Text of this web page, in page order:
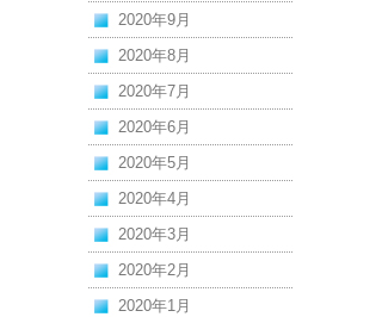
2020年9月
2020年8月
2020年7月
2020年6月
2020年5月
2020年4月
2020年3月
2020年2月
2020年1月